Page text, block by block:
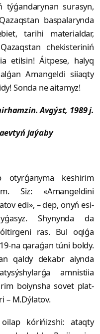
týǵandarynan sura­syn,
baspalarynda
tarihi materialdar,
che­kis­teriniń
etilsin! Áitpese, halyq
Amangeldi siiaqty
Sonda ne aitamyz!
Avgýst, 1989 j.
jaýaby
otyr­ǵa­nyma keshirim
Siz: «Amangeldini
edi», – dep, onyń esi­­
Shynynda da
ras. Bul oqiǵa
na qaraǵan túni boldy.
qaldy dekabr aiynda
amnistiia
boiynsha sovet plat­­
– M.Dýlatov.
kórińizshi: ataqty